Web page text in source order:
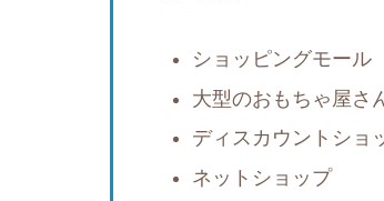
ショッピングモール
大型のおもちゃ屋さ
ディスカウントショ
ネットショップ